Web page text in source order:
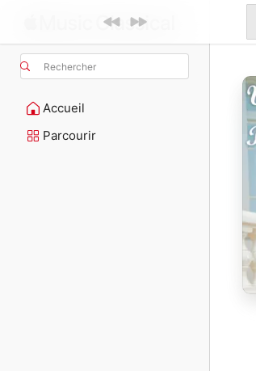
Rechercher
Accueil
Parcourir